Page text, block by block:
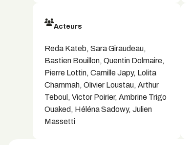
Acteurs
Reda Kateb, Sara Giraudeau,
Bastien Bouillon, Quentin Dolmaire,
Pierre Lottin, Camille Japy, Lolita
Chammah, Olivier Loustau, Arthur
Teboul, Victor Poirier, Ambrine Trigo
Ouaked, Héléna Sadowy, Julien
Massetti